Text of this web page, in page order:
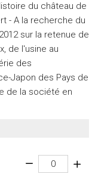
du château de
- A la recherche du
sur la retenue de
de l'usine au
des
Japon des Pays de
de la société en